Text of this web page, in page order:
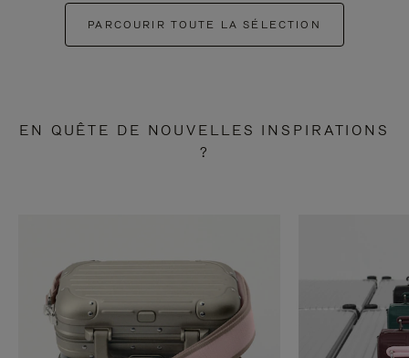
PARCOURIR TOUTE LA SÉLECTION
EN QUÊTE DE NOUVELLES INSPIRATIONS
?